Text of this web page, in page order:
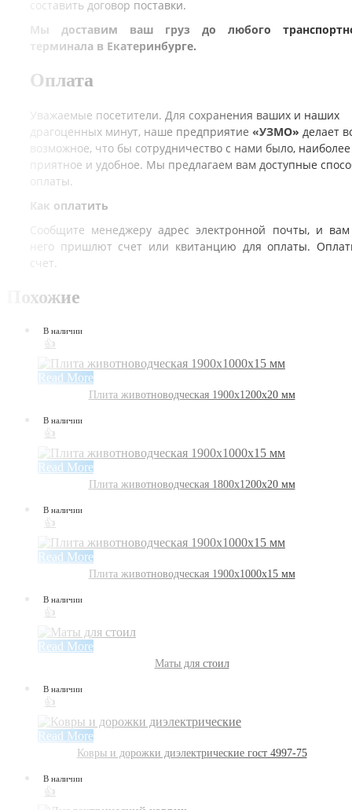
составить договор поставки.
Мы доставим ваш груз до любого
терминала в Екатеринбурге.
Оплата
Уважаемые посетители. Для сохранения ваших и наших
драгоценных минут, наше предприятие «УЗМО» делает
возможное, что бы сотрудничество с нами было, наиболее
приятное и удобное. Мы предлагаем вам доступные
оплаты.
Как оплатить
Сообщите менеджеру адрес электронной почты, и
него пришлют счет или квитанцию для оплаты.
счет.
Похожие
В наличии
👍
Read More
Плита животноводческая 1900х1200х20 мм
В наличии
👍
Read More
Плита животноводческая 1800х1200х20 мм
В наличии
👍
Read More
Плита животноводческая 1900х1000х15 мм
В наличии
👍
Read More
Маты для стоил
В наличии
👍
Read More
Ковры и дорожки диэлектрические гост 4997-75
В наличии
👍